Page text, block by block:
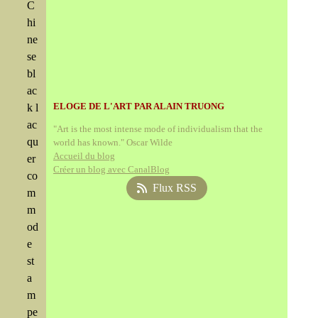
C
hi
ne
se
bl
ac
k l
ac
qu
er
co
m
m
od
e
st
a
m
pe
ELOGE DE L'ART PAR ALAIN TRUONG
"Art is the most intense mode of individualism that the
world has known." Oscar Wilde
Accueil du blog
Créer un blog avec CanalBlog
Flux RSS